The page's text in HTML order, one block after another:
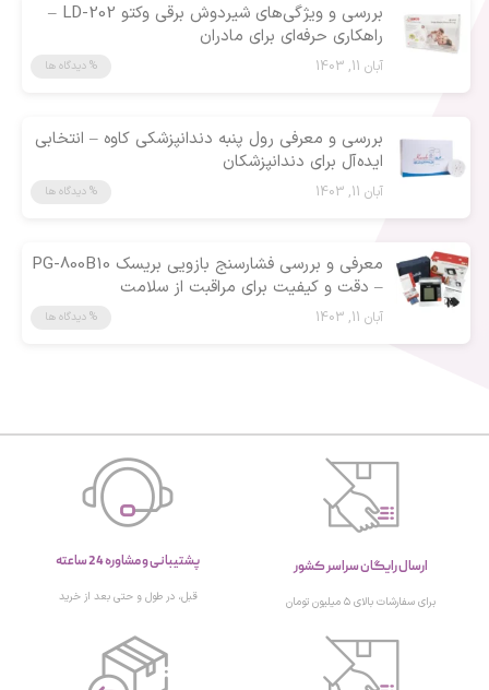
بررسی و ویژگی‌های شیردوش برقی وکتو LD-202 –
راهکاری حرفه‌ای برای مادران
آبان 11, 1403 % دیدگاه ها
بررسی و معرفی رول پنبه دندانپزشکی کاوه – انتخابی
ایده‌آل برای دندانپزشکان
آبان 11, 1403 % دیدگاه ها
معرفی و بررسی فشارسنج بازویی بریسک PG-800B10
– دقت و کیفیت برای مراقبت از سلامت
آبان 11, 1403 % دیدگاه ها
ارسال رایگان سراسر کشور
برای سفارشات بالای ۵ میلیون تومان
پشتیبانی و مشاوره 24 ساعته
قبل، در طول و حتی بعد از خرید